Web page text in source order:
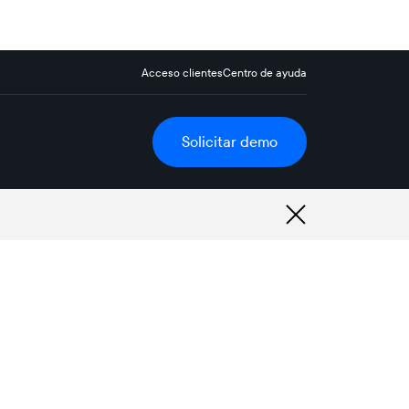
Acceso clientesCentro de ayuda
Solicitar demo